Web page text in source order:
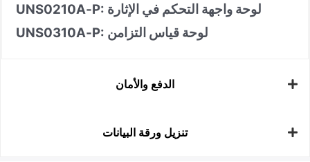
UNS0210A‑
P: لوحة واجهة التحكم في الإثارة
UNS0310A‑ P: لوحة قياس التزامن
الدفع والأمان
تنزيل ورقة البيانات